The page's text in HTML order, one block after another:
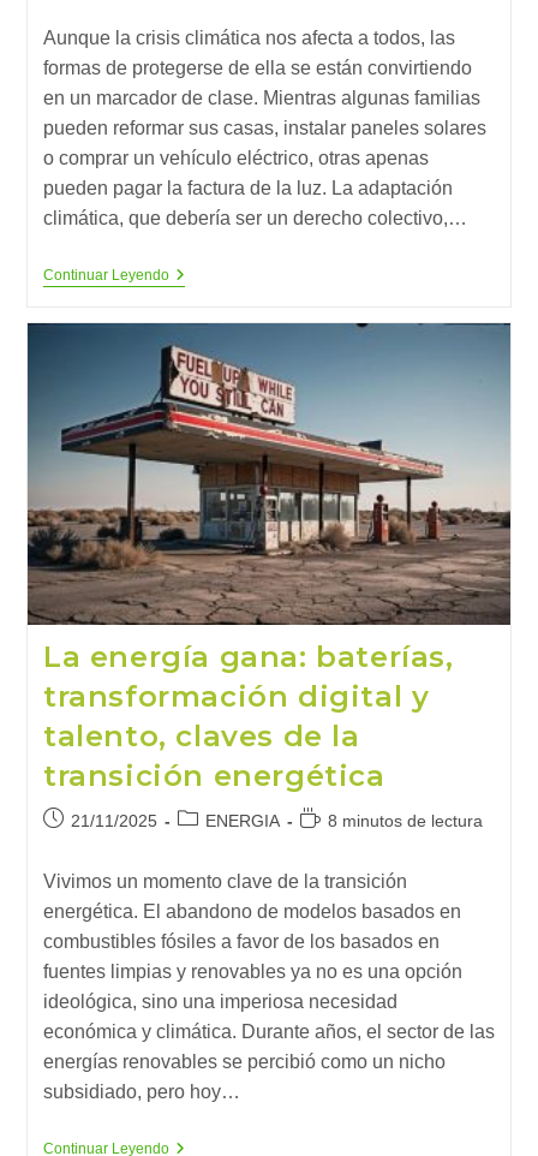
lectura:
Aunque la crisis climática nos afecta a todos, las
formas de protegerse de ella se están convirtiendo
en un marcador de clase. Mientras algunas familias
pueden reformar sus casas, instalar paneles solares
o comprar un vehículo eléctrico, otras apenas
pueden pagar la factura de la luz. La adaptación
climática, que debería ser un derecho colectivo,…
Continuar Leyendo¿Y
Climática
Define
La
Sociedad
Del
Futuro?
La energía gana: baterías,
transformación digital y
talento, claves de la
transición energética
Publicación
entrada:
21/11/2025
Categoría
entrada:
ENERGIA
Tiempo8 minutos de lectura
Vivimos un momento clave de la transición
energética. El abandono de modelos basados en
combustibles fósiles a favor de los basados en
fuentes limpias y renovables ya no es una opción
ideológica, sino una imperiosa necesidad
económica y climática. Durante años, el sector de las
energías renovables se percibió como un nicho
subsidiado, pero hoy…
Continuar LeyendoLa